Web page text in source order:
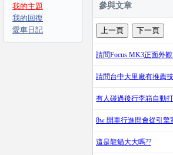
我的主題
我的回復
愛車日記
參與文章
請問Focus MK3正面外
請問台中大里廠有推薦
有人碰過後行李箱自動
8w 開車行進間會從引
這是龍貓大大嗎??